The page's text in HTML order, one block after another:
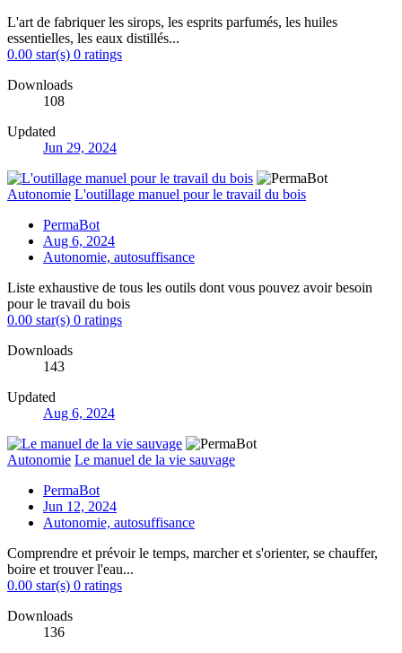
L'art de fabriquer les sirops, les esprits parfumés, les huiles
essentielles, les eaux distillés...
0.00 star(s) 0 ratings
Downloads
108
Updated
Jun 29, 2024
Autonomie L'outillage manuel pour le travail du bois
PermaBot
Aug 6, 2024
Autonomie, autosuffisance
Liste exhaustive de tous les outils dont vous pouvez avoir besoin
pour le travail du bois
0.00 star(s) 0 ratings
Downloads
143
Updated
Aug 6, 2024
Autonomie Le manuel de la vie sauvage
PermaBot
Jun 12, 2024
Autonomie, autosuffisance
Comprendre et prévoir le temps, marcher et s'orienter, se chauffer,
boire et trouver l'eau...
0.00 star(s) 0 ratings
Downloads
136